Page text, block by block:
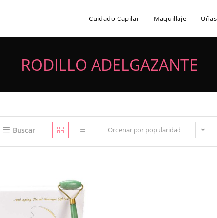
Cuidado Capilar Maquillaje Uñas
RODILLO ADELGAZANTE
Buscar Ordenar por popularidad